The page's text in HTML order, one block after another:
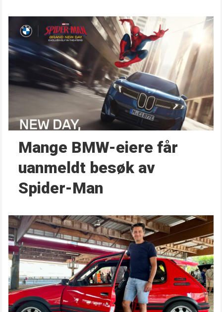
Mange BMW-eiere får
uanmeldt besøk av
Spider-Man